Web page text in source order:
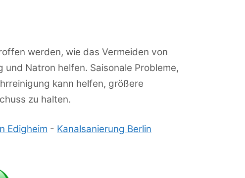
werden, wie das Vermeiden von
Natron helfen. Saisonale Probleme,
kann helfen, größere
zu halten.
Edigheim - Kanalsanierung Berlin